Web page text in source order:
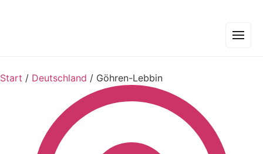
Start / Deutschland / Göhren-Lebbin